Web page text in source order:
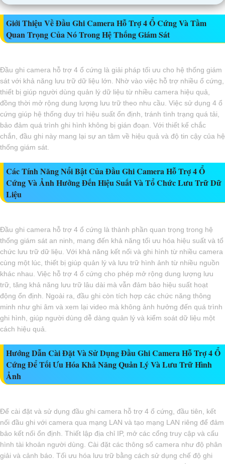
Giới Thiệu Về Đầu Ghi Camera Hỗ Trợ 4 Ổ Cứng Và Tầm
Quan Trọng Của Nó Trong Hệ Thống Giám Sát
Đầu ghi camera hỗ trợ 4 ổ cứng là giải pháp tối ưu cho hệ thống giám
sát với khả năng lưu trữ dữ liệu lớn. Nhờ vào việc hỗ trợ nhiều ổ cứng,
thiết bị giúp người dùng quản lý dữ liệu từ nhiều camera hiệu quả,
đồng thời mở rộng dung lượng lưu trữ theo nhu cầu. Việc sử dụng 4 ổ
cứng giúp hệ thống duy trì hiệu suất ổn định, tránh tình trạng quá tải,
bảo đảm quá trình ghi hình không bị gián đoạn. Với thiết kế chắc
chắn, đầu ghi này mang lại sự an tâm về hiệu quả và độ tin cậy của hệ
thống giám sát.
Các Tính Năng Nổi Bật Của Đầu Ghi Camera Hỗ Trợ 4 Ổ
Cứng Và Ảnh Hưởng Đến Hiệu Suất Và Tổ Chức Lưu Trữ Dữ
Liệu
Đầu ghi camera hỗ trợ 4 ổ cứng là thành phần quan trọng trong hệ
thống giám sát an ninh, mang đến khả năng tối ưu hóa hiệu suất và tổ
chức lưu trữ dữ liệu. Với khả năng kết nối và ghi hình từ nhiều camera
cùng một lúc, thiết bị giúp quản lý và lưu trữ hình ảnh từ nhiều nguồn
khác nhau. Việc hỗ trợ 4 ổ cứng cho phép mở rộng dung lượng lưu
trữ, tăng khả năng lưu trữ lâu dài mà vẫn đảm bảo hiệu suất hoạt
động ổn định. Ngoài ra, đầu ghi còn tích hợp các chức năng thông
minh như ghi âm và xem lại video mà không ảnh hưởng đến quá trình
ghi hình, giúp người dùng dễ dàng quản lý và kiểm soát dữ liệu một
cách hiệu quả.
Hướng Dẫn Cài Đặt Và Sử Dụng Đầu Ghi Camera Hỗ Trợ 4 Ổ
Cứng Để Tối Ưu Hóa Khả Năng Quản Lý Và Lưu Trữ Hình
Ảnh
Để cài đặt và sử dụng đầu ghi camera hỗ trợ 4 ổ cứng, đầu tiên, kết
nối đầu ghi với camera qua mạng LAN và tạo mạng LAN riêng để đảm
bảo kết nối ổn định. Thiết lập địa chỉ IP, mở các cổng truy cập và cấu
hình tài khoản người dùng. Cài đặt các thông số camera như độ phân
giải và cảnh báo. Tối ưu hóa lưu trữ bằng cách sử dụng chế độ ghi